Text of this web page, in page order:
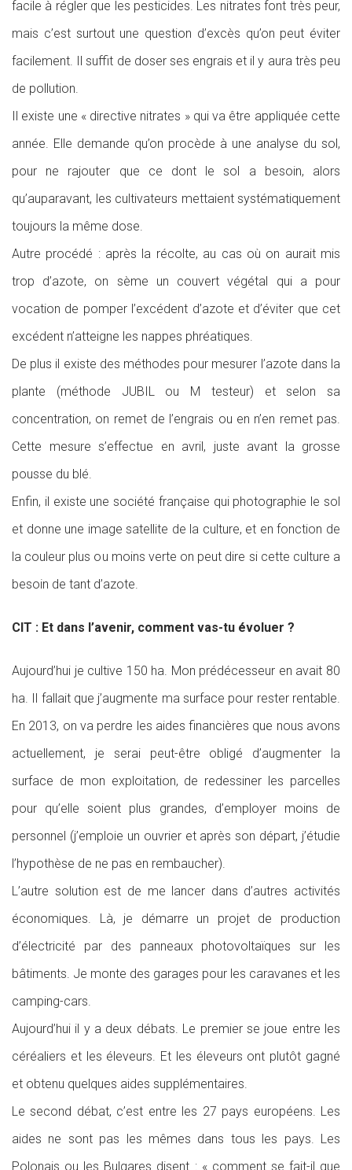
facile à régler que les pesticides. Les nitrates font très peur,
mais c’est surtout une question d’excès qu’on peut éviter
facilement. Il suffit de doser ses engrais et il y aura très peu
de pollution.
Il existe une « directive nitrates » qui va être appliquée cette
année. Elle demande qu’on procède à une analyse du sol,
pour ne rajouter que ce dont le sol a besoin, alors
qu’auparavant, les cultivateurs mettaient systématiquement
toujours la même dose.
Autre procédé : après la récolte, au cas où on aurait mis
trop d’azote, on sème un couvert végétal qui a pour
vocation de pomper l’excédent d’azote et d’éviter que cet
excédent n’atteigne les nappes phréatiques.
De plus il existe des méthodes pour mesurer l’azote dans la
plante (méthode JUBIL ou M testeur) et selon sa
concentration, on remet de l’engrais ou en n’en remet pas.
Cette mesure s’effectue en avril, juste avant la grosse
pousse du blé.
Enfin, il existe une société française qui photographie le sol
et donne une image satellite de la culture, et en fonction de
la couleur plus ou moins verte on peut dire si cette culture a
besoin de tant d’azote.
CIT : Et dans l’avenir, comment vas-tu évoluer ?
Aujourd’hui je cultive 150 ha. Mon prédécesseur en avait 80
ha. Il fallait que j’augmente ma surface pour rester rentable.
En 2013, on va perdre les aides financières que nous avons
actuellement, je serai peut-être obligé d’augmenter la
surface de mon exploitation, de redessiner les parcelles
pour qu’elle soient plus grandes, d’employer moins de
personnel (j’emploie un ouvrier et après son départ, j’étudie
l’hypothèse de ne pas en rembaucher).
L’autre solution est de me lancer dans d’autres activités
économiques. Là, je démarre un projet de production
d’électricité par des panneaux photovoltaïques sur les
bâtiments. Je monte des garages pour les caravanes et les
camping-cars.
Aujourd’hui il y a deux débats. Le premier se joue entre les
céréaliers et les éleveurs. Et les éleveurs ont plutôt gagné
et obtenu quelques aides supplémentaires.
Le second débat, c’est entre les 27 pays européens. Les
aides ne sont pas les mêmes dans tous les pays. Les
Polonais ou les Bulgares disent : « comment se fait-il que